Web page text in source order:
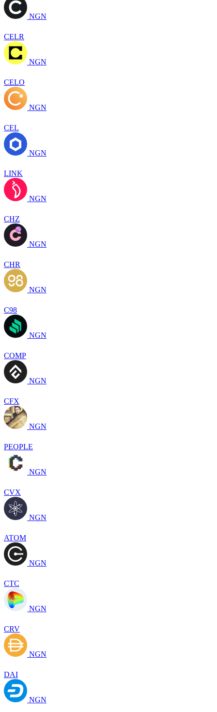
NGN
CELR
NGN
CELO
NGN
CEL
NGN
LINK
NGN
CHZ
NGN
CHR
NGN
C98
NGN
COMP
NGN
CFX
NGN
PEOPLE
NGN
CVX
NGN
ATOM
NGN
CTC
NGN
CRV
NGN
DAI
NGN